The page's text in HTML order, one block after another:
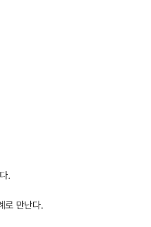
.
로 만난다.